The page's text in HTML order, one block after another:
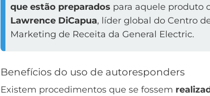
que estão preparados para aquele produto
Lawrence DiCapua, líder global do Centro
Marketing de Receita da General Electric.
Benefícios do uso de autoresponders
Existem procedimentos que se fossem